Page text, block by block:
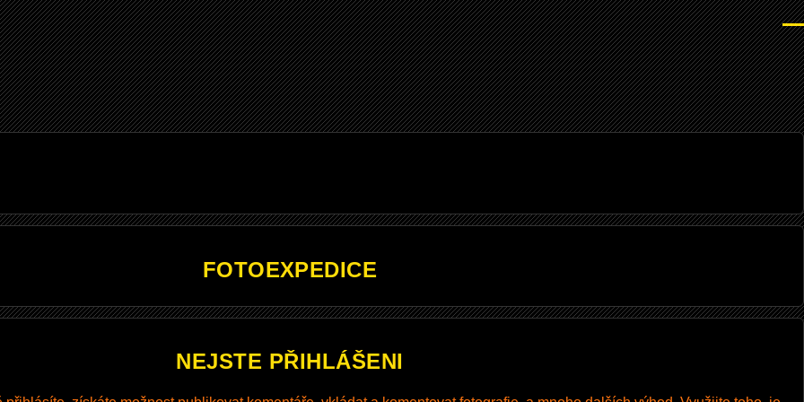
FOTOEXPEDICE
NEJSTE PŘIHLÁŠENI